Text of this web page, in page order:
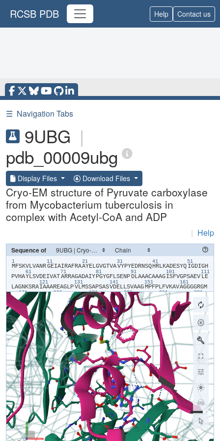
RCSB PDB Help Contact us
☰ Navigation Tabs
9UBG |
pdb_00009ubg
Display Files Download Files
Cryo-EM structure of Pyruvate carboxylase
from Mycobacterium tuberculosis in
complex with Acetyl-CoA and ADP
| Help
Sequence of
1
​M​​F​​S​​K​​V​​L​​V​​A​​N​​R​
11
​G​​E​​I​​A​​I​​R​​A​​F​​R​​A​
21
​A​​Y​​E​​L​​G​​V​​G​​T​​V​​A​
31
​V​​Y​​P​​Y​​E​​D​​R​​N​​S​​Q​
41
​H​​R​​L​​K​​A​​D​​E​​S​​Y​​Q​
51
​I​​G​​D​​I​​G​​H​​
P​​V​​H​​A​
61
​Y​​L​​S​​V​​D​​E​​I​​V​​A​​T​
71
​A​​R​​R​​A​​G​​A​​D​​A​​I​​Y​
81
​P​​G​​Y​​G​​F​​L​​S​​E​​N​​P​
91
​D​​L​​A​​A​​A​​C​​A​​A​​A​​G​
101
​I​​S​​F​​V​​G​​P​​S​​A​​E​​V​
111
​L​​E​​
L​​A​​G​​N​​K​​S​​R​​A​
121
​I​​A​​A​​A​​R​​E​​A​​G​​L​​P​
131
​V​​L​​M​​S​​S​​A​​P​​S​​A​​S​
141
​V​​D​​E​​L​​L​​S​​V​​A​​A​​G​
151
​M​​P​​F​​P​​L​​F​​V​​K​​A​​V​
161
​A​​G​​G​​G​​G​​R​​G​​M​
R​​R​
171
​V​​G​ ​A​​A​​L​ ​P​​E​​A​
181
​S​​R​​E​​A​​E​​S​
191
​A​​F​​G​​D​​P​​T​ ​V​ ​Y​​L​ ​E​
201
​Q​ ​A​ ​V​​I​​N​​P​​R​​H​​I​​E​
211
​V​​Q​​I​ ​L​ ​G​
221
​L​
Y​
​C​ ​S​
231
​V​​Q​​R​ ​R​​H​​Q​ ​E​
241
​L​​A​​P​​A​​P​ ​L​​D​​A​​E​
251
​L​ ​Y​​K​​M​​C​ ​V​​D​​A​
261
​F​​A​​R​​H​​I​ ​S​ ​C​
271
​A​​G​​T​ ​V​​E​​F​ ​L​​D​
R​​G​​E​ ​Y​​V​​F​ ​I​ ​E​​M​ ​N​
291
​P​ ​R​​V​ ​V​ ​E​ ​T​​V​
301
​E​​E​​I​​T​ ​D​​L​ ​A​
311
​S​​Q​​L​​R​​I​​A​​A​​G​​E​​T​
321
​L​ ​E​​Q​​L​​G​ ​L​​R​ ​Q​​E​
331
​I​​A​ ​H​​G​
A​​L​​Q​​C​
341
​R​ ​I​​T​​T​​E​​D​​P​​A​​N​​G​
351
​F​​R​​P​​D​​T​ ​R​​I​ ​S​​A​
361
​L​​R​​T​​A​​G​​G​​A​​G​​V​​R​
371
​L​​D​​G​​S​​T​​N​​L​​G​​A​​E​
381
​I​​S​​P​​Y​​F​​D​​S​​M​ ​V​
391
​K​
T​​C​​R​​G​​R​​D​​L​ ​P​
401
​T​​A​ ​V​ ​S​​R​​A​​R​​R​​A​​I​
411
​A​ ​E​​F​​R​​I​ ​R​​G​​V​​S​​T​
421
​N​​I​​P​​F​​L​​Q​​A​​V​
431
​D​ ​F​​R​ ​A​ ​V​
441
​I​ ​D​​E​​R​
Q​​L​
451
​L​​T​​A​​R​​A​​S​​A​​D​​R​​G​
461
​T​​K​​I​ ​L​ ​N​​F​​L​ ​A​​D​
471
​T​ ​P​​Y​​G​​S​​R​​P​
481
​S​​T​​I​​Y​​P​​D​​D​​K​​L​​P​
491
​D​​L​​D​ ​L​​R​​A​
501
R​​L​​V​​K​​L​​G​
511
​P​​E​​G​​F​​A​​R​​W​​L​​R​​E​
521
​S​​A​​A​​V​​G​​V​​T​​D​​T​​T​
531
​F​​R​​D​​A​ ​H​​Q​​S​​L​​L​​A​
541
​T​​R​​V​​R​ ​R​ ​T​​M​
Q​​L​​L​ ​S​​V​​E​​C​​W​​G​​G​
571
​A​​T​​Y​ ​D​​V​​A​​L​​R​ ​F​
581
​K​​E​​D​​P​​W​​E​​R​​L​​A​​T​
591
​L​​R​​A​ ​A​​M​​P​ ​N​​I​ ​L​
601
​Q​​M​​L​ ​G​​R​​N​​T​​V​
611
​G​ ​P​​Y​
E​​I​​V​ ​T​
621
​S​​A​​F​​V​​Q​​E​ ​A​​T​​A​​T​
631
​G​​I​​D​​I​​F​​R​ ​F​​D​​A​
641
​L​ ​N​​I​​E​​S​ ​P​​A​
651
​I​​D​​A​ ​V​​R​ ​G​​S​ ​A​
661
​I​ ​E​ ​M​​C​​Y​
671
T​​D​​P​​G​​E​​Q​​L​​Y​
681
​T​​L​​D​ ​Y​​L​ ​L​​A​​E​
691
​Q​ ​V​​D​​A​​G​​A​​H​​V​​L​
701
​A​​I​ ​K​​D​​M​​A​​G​​L​​L​​R​
711
​P​​P​​A​​A​​Q​​R​​L​​V​​S​​A​
721
​R​ ​D​​L​
V​ ​H​
731
​L​ ​H​ ​H​​D​ ​P​​G​ ​G​ ​Q​
741
​L​​A​​S​ ​V​​A​​A​​W​
751
​A​​D​ ​A​​V​​D​​G​​A​​A​​A​
761
​P​​L​​A​ ​G​​T​ ​T​​S​​Q​​P​​A​
771
​L​​S​​S​​I​​V​​A​ ​A​​A​​H​ ​T​​E​​Y​
T​​G​​L​ ​S​
791
​A​​V​ ​A​ ​L​ ​E​​P​​Y​​W​​E​
801
​A​​L​​R​​K​ ​F​​E​
811
​S​ ​L​​P​ ​G​​P​​T​​G​​R​​V​
821
​Y​​H​ ​H​​E​ ​G​ ​Q​​L​
831
​S​​N​​L​​R​​Q​​Q​​A​​I​​A​​L​​
G​ ​L​​G​​D​​R​​F​​E​​E​​I​​E​
851
​E​ ​A​​Y​​A​​G​ ​A​​D​ ​R​​V​​L​
861
​G​​R​​L​​V​​K​​V​​T​​P​​T​​S​
871
​K​​V​​V​​G​​D​​L​​A​​L​ ​A​​L​
881
​V​​G​​A​​G​​V​ ​D​​E​​F​
891
​A​​S​ ​P​​A​
F​​G​​I​​P​
901
​E​​S​​V​​L​​G​​F​ ​L​​R​​G​​E​
911
​L​​G​​D​​P​​P​​G​​G​​W​​P​​E​
921
​L​​R​​T​​A​​A​​L​ ​A​​G​​R​
931
​G​ ​A​​A​​R​​P​​T​​A​​Q​​L​​A​
941
​A​​D​​D​​E​​I​​A​​L​​S​​S​​V​
951
​G​​A​​
961 971 981 991 1001